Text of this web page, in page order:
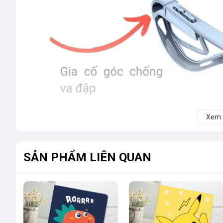
SẢN PHẨM LIÊN QUAN